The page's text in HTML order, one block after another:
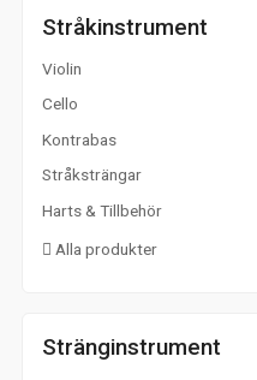
Stråkinstrument
Violin
Cello
Kontrabas
Stråksträngar
Harts & Tillbehör
Alla produkter
Stränginstrument